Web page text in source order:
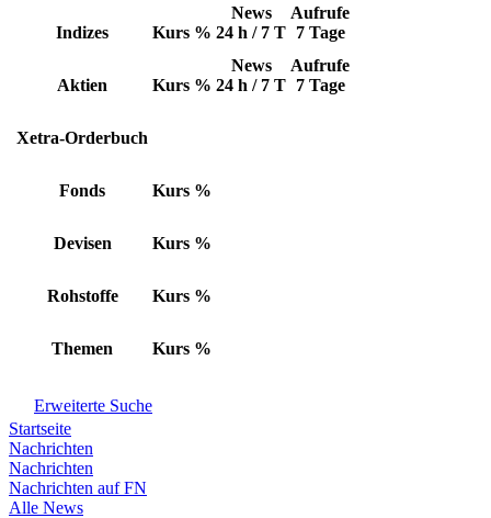
Indizes Kurs %
News
24 h / 7 T
Aufrufe
7 Tage
Aktien Kurs %
News
24 h / 7 T
Aufrufe
7 Tage
Xetra-Orderbuch
Fonds Kurs %
Devisen Kurs %
Rohstoffe Kurs %
Themen Kurs %
Erweiterte Suche
Startseite
Nachrichten
Nachrichten
Nachrichten auf FN
Alle News